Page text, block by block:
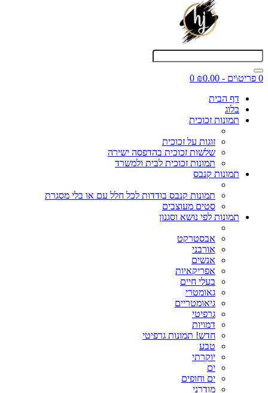
0 פריט\ים - ₪0.00
0
דף הבית
בלוג
תמונות זכוכית
זוגות על זכוכית
שלשות זכוכית בהדפסה ישירה
תמונות זכוכית לבית ולמשרד
תמונות קנבס
תמונות קנבס בודדות לכל חלל עם או בלי מסגרת
סטים מעוצבים
תמונות לפי נושא וסגנון
אבסטרקט
אורבני
אנשים
אפריקאיות
בעלי חיים
גאומטרי
גיאומטריים
גרפיטי
דמויות
חדש! תמונות גרפיטי
טבע
יוקרתי
ים
ים וחופים
מודרני